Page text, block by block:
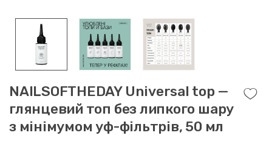
NAILSOFTHEDAY Universal top —
глянцевий топ без липкого шару
з мінімумом уф-фільтрів, 50 мл